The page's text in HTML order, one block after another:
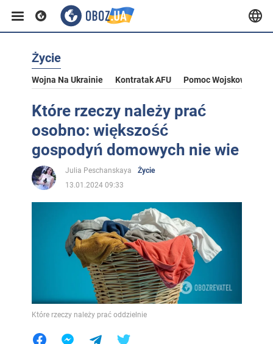
Życie
Wojna Na Ukrainie Kontratak AFU Pomoc Wojskowa Dla
Które rzeczy należy prać
osobno: większość
gospodyń domowych nie wie
Julia Peschanskaya
Życie
13.01.2024 09:33
Które rzeczy należy prać oddzielnie